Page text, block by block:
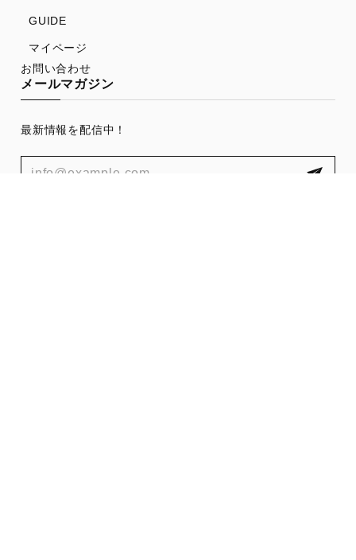
GUIDE
マイページ
お問い合わせ
メールマガジン
最新情報を配信中！